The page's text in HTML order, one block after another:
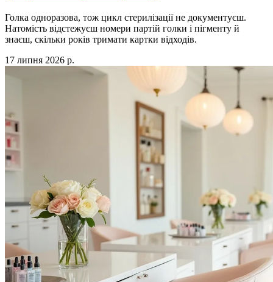
Голка одноразова, тож цикл стерилізації не документуєш.
Натомість відстежуєш номери партій голки і пігменту й
знаєш, скільки років тримати картки відходів.
17 липня 2026 р.